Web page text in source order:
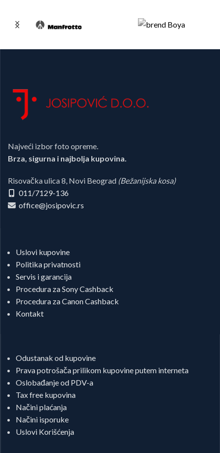
Najveći izbor foto opreme.
Brza, sigurna i najbolja kupovina.
Risovačka ulica 8, Novi Beograd (Bežanijska kosa)
011/7129-136
office@josipovic.rs
Uslovi kupovine
Politika privatnosti
Servis i garancija
Procedura za Sony Cashback
Procedura za Canon Cashback
Kontakt
Odustanak od kupovine
Prava potrošača prilikom kupovine putem interneta
Oslobađanje od PDV-a
Tax free kupovina
Načini plaćanja
Načini isporuke
Uslovi Korišćenja